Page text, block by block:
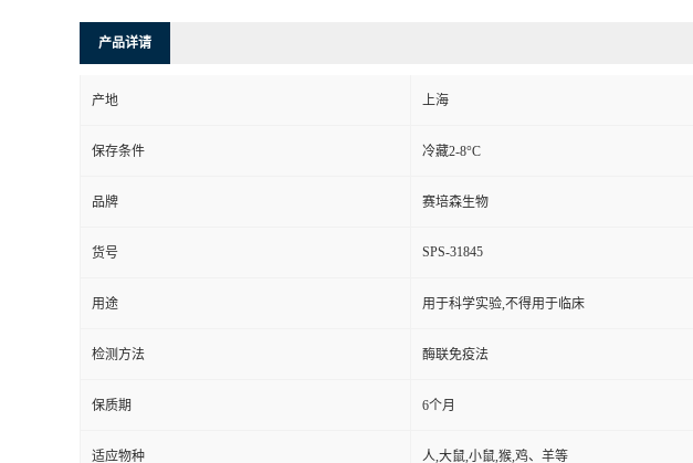
产品详请
产地 上海
保存条件 冷藏2-8°C
品牌 赛培森生物
货号 SPS-31845
用途 用于科学实验,不得用于临床
检测方法 酶联免疫法
保质期 6个月
适应物种 人,大鼠,小鼠,猴,鸡、羊等